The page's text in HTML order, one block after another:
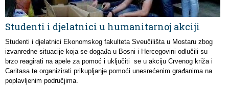
Studenti i djelatnici u humanitarnoj akciji
Studenti i djelatnici Ekonomskog fakulteta Sveučilišta u Mostaru zbog
izvanredne situacije koja se događa u Bosni i Hercegovini odlučili su
brzo reagirati na apele za pomoć i uključiti se u akciju Crvenog križa i
Caritasa te organizirati prikupljanje pomoći unesrećenim građanima na
poplavljenim područjima.